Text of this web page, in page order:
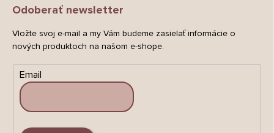
Odoberať newsletter
Vložte svoj e-mail a my Vám budeme zasielať informácie o
nových produktoch na našom e-shope.
Email